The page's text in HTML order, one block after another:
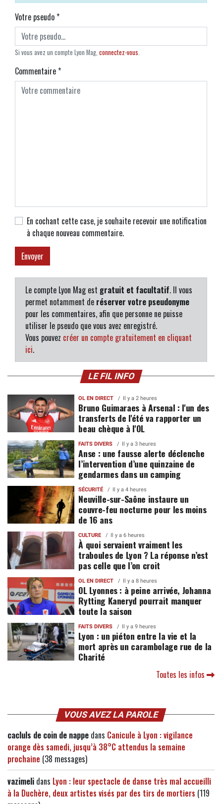
Votre pseudo*
Si vous avez un compte Lyon Mag, connectez-vous.
Commentaire*
En cochant cette case, je souhaite recevoir une notification
à chaque nouveau commentaire.
Le compte Lyon Mag est gratuit et facultatif. Il vous
permet notamment de réserver votre pseudonyme
pour les commentaires, afin que personne ne puisse
utiliser le pseudo que vous avez enregistré.
Vous pouvez créer un compte gratuitement en cliquant
ici.
LE FIL INFO
OL EN DIRECT Il y a 2 heures
Bruno Guimaraes à Arsenal : l'un des
transferts de l'été va rapporter un
beau chèque à l'OL
FAITS DIVERS Il y a 3 heures
Anse : une fausse alerte déclenche
l’intervention d’une quinzaine de
gendarmes dans un camping
SÉCURITÉ Il y a 4 heures
Neuville-sur-Saône instaure un
couvre-feu nocturne pour les moins
de 16 ans
CULTURE Il y a 6 heures
À quoi servaient vraiment les
traboules de Lyon ? La réponse n’est
pas celle que l’on croit
OL EN DIRECT Il y a 8 heures
OL Lyonnes : à peine arrivée, Johanna
Rytting Kaneryd pourrait manquer
toute la saison
FAITS DIVERS Il y a 9 heures
Lyon : un piéton entre la vie et la
mort après un carambolage rue de la
Charité
Toutes les infos
VOUS AVEZ LA PAROLE
cacluls de coin de nappe dans Canicule à Lyon : vigilance
orange dès samedi, jusqu’à 38°C attendus la semaine
prochaine (38 messages)
vazimeli dans Lyon : leur spectacle de danse très mal accueilli
à la Duchère, deux artistes visés par des tirs de mortiers (119